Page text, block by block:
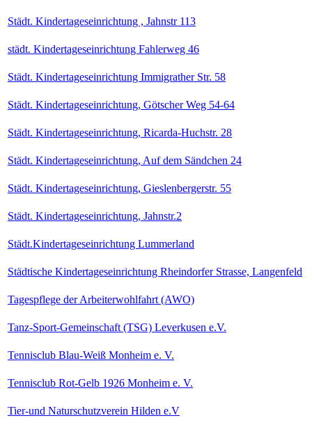
Städt. Kindertageseinrichtung , Jahnstr 113
städt. Kindertageseinrichtung Fahlerweg 46
Städt. Kindertageseinrichtung Immigrather Str. 58
Städt. Kindertageseinrichtung, Götscher Weg 54-64
Städt. Kindertageseinrichtung, Ricarda-Huchstr. 28
Städt. Kindertageseinrichtung, Auf dem Sändchen 24
Städt. Kindertageseinrichtung, Gieslenbergerstr. 55
Städt. Kindertageseinrichtung, Jahnstr.2
Städt.Kindertageseinrichtung Lummerland
Städtische Kindertageseinrichtung Rheindorfer Strasse, Langenfeld
Tagespflege der Arbeiterwohlfahrt (AWO)
Tanz-Sport-Gemeinschaft (TSG) Leverkusen e.V.
Tennisclub Blau-Weiß Monheim e. V.
Tennisclub Rot-Gelb 1926 Monheim e. V.
Tier-und Naturschutzverein Hilden e.V